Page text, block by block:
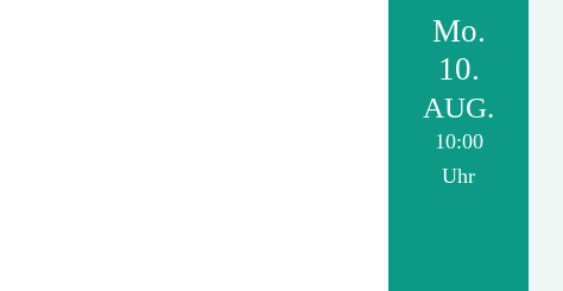
Mo.
10.
AUG.
10:00
Uhr